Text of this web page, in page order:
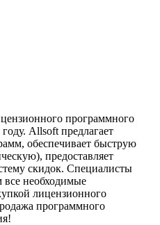
программного
Allsoft предлагает
обеспечивает быструю
предоставляет
скидок. Специалисты
все необходимые
лицензионного
программного